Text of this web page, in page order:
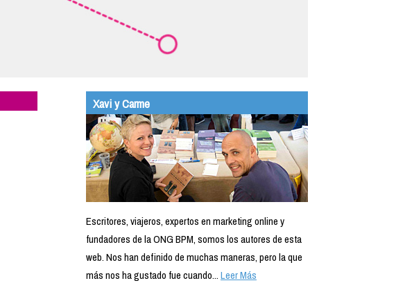
Xavi y Carme
Escritores, viajeros, expertos en marketing online y
fundadores de la ONG BPM, somos los autores de esta
web. Nos han definido de muchas maneras, pero la que
más nos ha gustado fue cuando...Leer Más